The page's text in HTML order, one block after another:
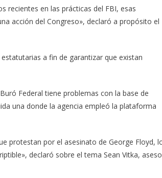
recientes en las prácticas del FBI, esas
acción del Congreso», declaró a propósito el
a fin de garantizar que existan
Federal tiene problemas con la base de
una donde la agencia empleó la plataforma
protestan por el asesinato de George Floyd,
declaró sobre el tema Sean Vitka,